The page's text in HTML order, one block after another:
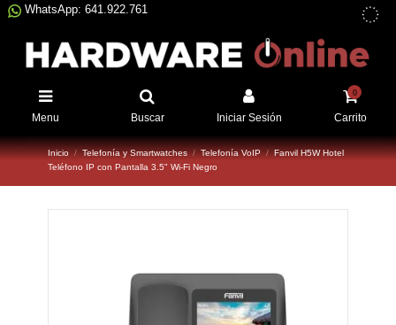
WhatsApp: 641.922.761
Menu Buscar Iniciar Sesión
0
Carrito
Inicio Telefonía y Smartwatches Telefonía VoIP
Fanvil H5W Hotel
Teléfono IP con Pantalla 3.5" Wi-Fi Negro